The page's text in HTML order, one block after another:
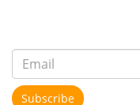
Subscribe